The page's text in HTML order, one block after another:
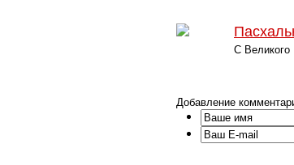
С Великого
Добавление